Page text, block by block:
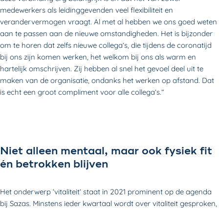
medewerkers als leidinggevenden veel flexibiliteit en
verandervermogen vraagt. Al met al hebben we ons goed weten
aan te passen aan de nieuwe omstandigheden. Het is bijzonder
om te horen dat zelfs nieuwe collega’s, die tijdens de coronatijd
bij ons zijn komen werken, het welkom bij ons als warm en
hartelijk omschrijven. Zij hebben al snel het gevoel deel uit te
maken van de organisatie, ondanks het werken op afstand. Dat
is echt een groot compliment voor alle collega’s.”
Niet alleen mentaal, maar ook fysiek fit
én betrokken blijven
Het onderwerp ‘vitaliteit’ staat in 2021 prominent op de agenda
bij Sazas. Minstens ieder kwartaal wordt over vitaliteit gesproken,